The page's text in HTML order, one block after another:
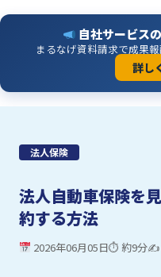
自社サービス
まるなげ資料請求で成果
詳し
法人保険
法人自動車保険を
約する方法
2026年06月05日⏱ 約9分✍